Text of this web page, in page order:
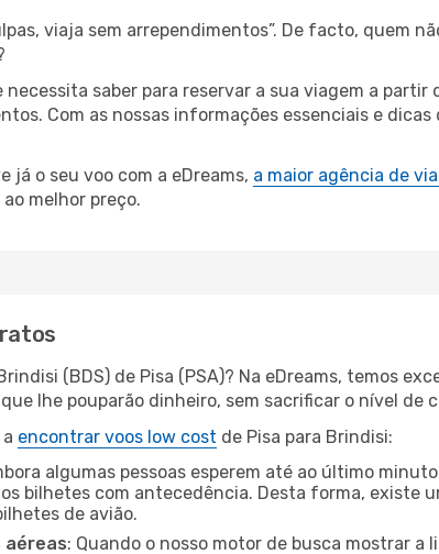
viaja sem arrependimentos”. De facto, quem
saber para reservar a sua viagem a partir
Com as nossas informações essenciais e
já o seu voo com a eDreams, a maior agência de
melhor preço.
(BDS) de Pisa (PSA)? Na eDreams, temos
lhe pouparão dinheiro, sem sacrificar o nível de
encontrar voos low cost de Pisa para Brindisi:
algumas pessoas esperem até ao último
bilhetes com antecedência. Desta forma, existe
de avião.
aéreas: Quando o nosso motor de busca mostrar